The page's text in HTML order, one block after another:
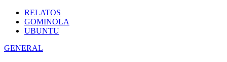
RELATOS
GOMINOLA
UBUNTU
GENERAL